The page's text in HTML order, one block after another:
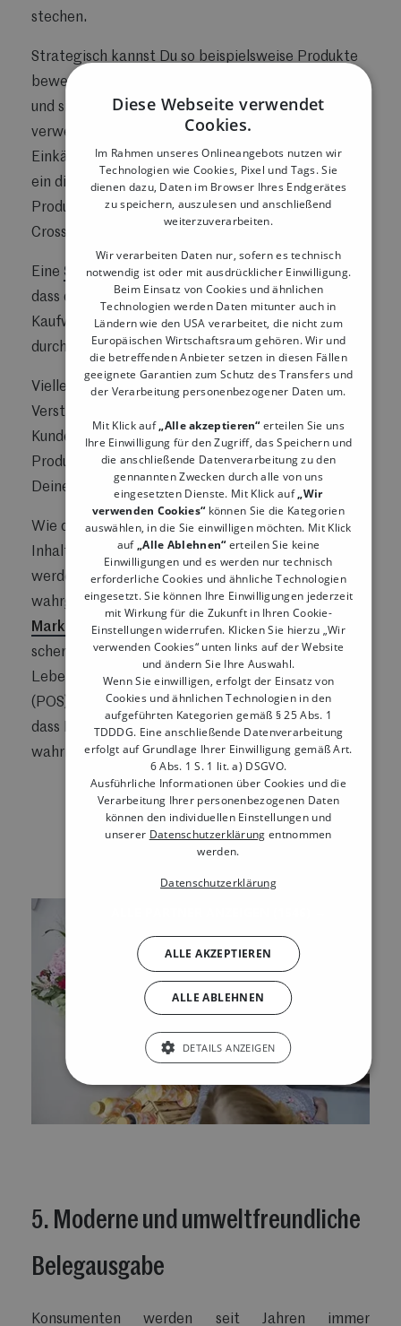
stechen.
Strategisch kannst Du so beispielsweise Produkte
bewerben, die sich bisher schlecht verkauft haben
und sie gezielt neben der Kasse platzieren. Oder Du
verwendest die zusätzliche Werbefläche, um die
Einkäufe mittelsCross-Sellingzu steigern.Durch
ein digitales Kassendisplay kannst Du zusätzliche
Produkte oder Dienstleistungen bewerben, was das
Cross-Selling fördert und den Umsatz steigert.
Eine Studie des IFH Köln aus dem Jahr 2025zeigt,
dass digitale Displays im stationären Handel die
Kaufwahrscheinlichkeit beworbener Produkte
durchschnittlich um rund 8,1 % steigern können.
Vielleicht suchst Du aber auch händeringend nach
Verstärkung für Dein Team?
Kundendisplay kannst Du nämlich nicht nur Deine
Produkte anpreisen, sondern auch die Vorzüge
Deines Unternehmens als Arbeitgeber bewerben.
Wie du siehst, die Möglichkeiten der angezeigten
Inhalte auf dem Kundendisplay sind vielfältig - und
werden von Deinen Kunden auf jeden Fall auch
wahrgenommen: Laut einerBefragung des
Marktforschungsunternehmen Cintim Jahr 2025
schenken95 % der 25- bis 34-Jährigen im
Lebensmittelhandel der Werbung am Point of Sale
(POS) ihre Aufmerksamkeit – ein Hinweis darauf,
dass Kunden POS-Display-Inhalte stark
wahrnehmen.
5. Moderne und umweltfreundliche
Belegausgabe
Konsumenten werden seit Jahren immer
Diese Webseite verwendet
Cookies.
Im Rahmen unseres Onlineangebots nutzen wir
Technologien wie Cookies, Pixel und Tags. Sie
dienen dazu, Daten im Browser Ihres Endgerätes
zu speichern, auszulesen und anschließend
weiterzuverarbeiten.
Wir verarbeiten Daten nur, sofern es technisch
notwendig ist oder mit ausdrücklicher Einwilligung.
Beim Einsatz von Cookies und ähnlichen
Technologien werden Daten mitunter auch in
Ländern wie den USA verarbeitet, die nicht zum
Europäischen Wirtschaftsraum gehören. Wir und
die betreffenden Anbieter setzen in diesen Fällen
geeignete Garantien zum Schutz des Transfers und
der Verarbeitung personenbezogener Daten um.
Mit Klick auf„Alle akzeptieren“ erteilen Sie uns
Ihre Einwilligung für den Zugriff, das Speichern und
die anschließende Datenverarbeitung zu den
gennannten Zwecken durch alle von uns
eingesetzten Dienste. Mit Klick auf„Wir
verwenden Cookies“ können Sie die Kategorien
auswählen, in die Sie einwilligen möchten. Mit Klick
auf„Alle Ablehnen“ erteilen Sie keine
Einwilligungen und es werden nur technisch
erforderliche Cookies und ähnliche Technologien
eingesetzt. Sie können Ihre Einwilligungen jederzeit
mit Wirkung für die Zukunft in Ihren Cookie-
Einstellungen widerrufen. Klicken Sie hierzu „Wir
verwenden Cookies“ unten links auf der Website
und ändern Sie Ihre Auswahl.
Wenn Sie einwilligen, erfolgt der Einsatz von
Cookies und ähnlichen Technologien in den
aufgeführten Kategorien gemäß § 25 Abs. 1
TDDDG. Eine anschließende Datenverarbeitung
erfolgt auf Grundlage Ihrer Einwilligung gemäß Art.
6 Abs. 1 S. 1 lit. a) DSGVO.
Ausführliche Informationen über Cookies und die
Verarbeitung Ihrer personenbezogenen Daten
können den individuellen Einstellungen und
unserer Datenschutzerklärung entnommen
werden.
Datenschutzerklärung
ALLE AKZEPTIEREN
ALLE ABLEHNEN
DETAILS ANZEIGEN